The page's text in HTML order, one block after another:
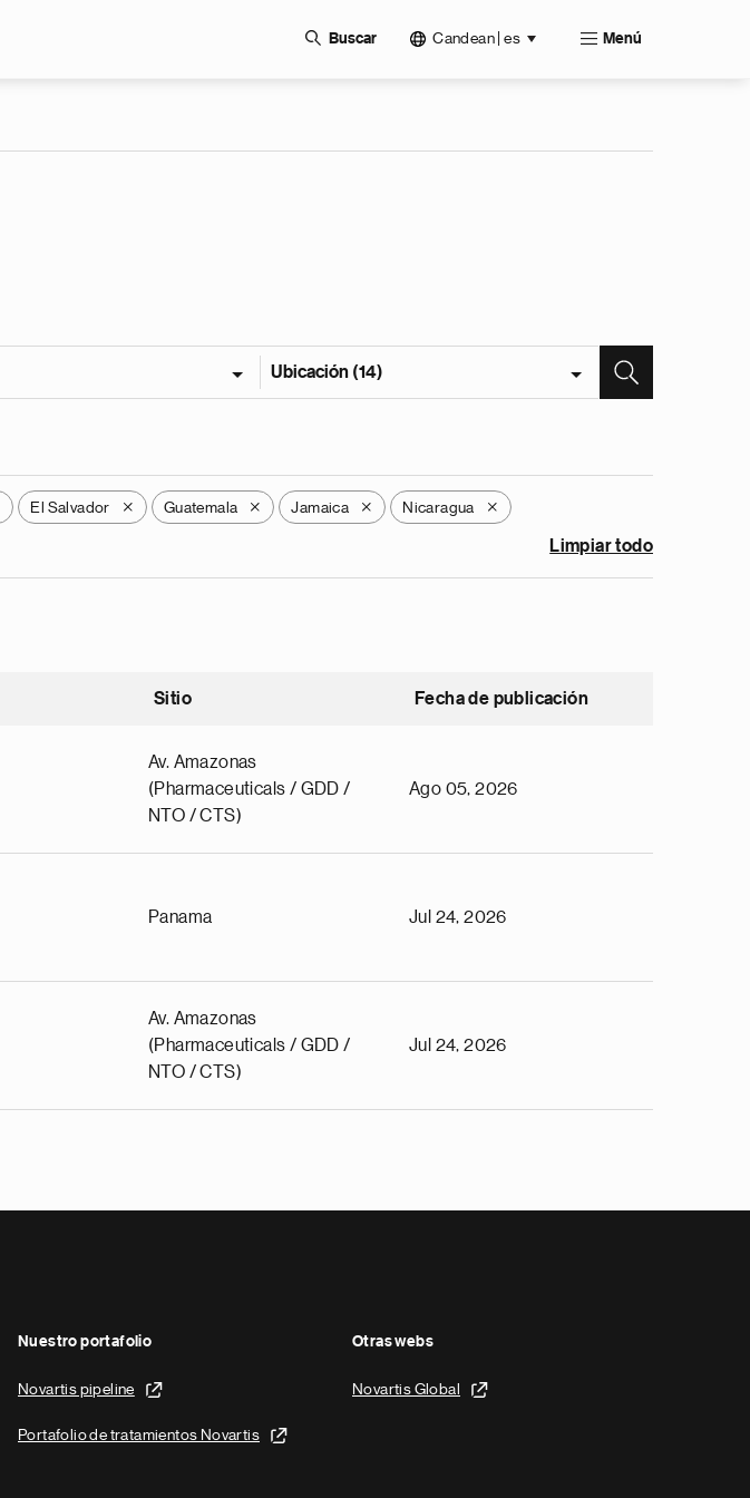
Buscar Candean | es Menú
Ubicación (14)
El Salvador X Guatemala X Jamaica X Nicaragua X
Limpiar todo
Sitio Fecha de publicación
Av. Amazonas
(Pharmaceuticals / GDD /
NTO / CTS)
Ago 05, 2026
Panama Jul 24, 2026
Av. Amazonas
(Pharmaceuticals / GDD /
NTO / CTS)
Jul 24, 2026
Nuestro portafolio
Novartis pipeline
Portafolio de tratamientos Novartis
Otras webs
Novartis Global